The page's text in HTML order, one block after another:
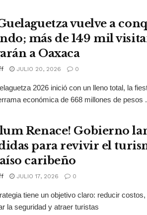
vuelve a
más de 149 mil
a Oaxaca
JULIO 20, 2026 0
2026 inició con un lleno total, la
económica de 668 millones de pesos
Renace! Gobierno
para revivir el
caribeño
JULIO 17, 2026 0
tiene un objetivo claro: reducir
la seguridad y atraer turistas